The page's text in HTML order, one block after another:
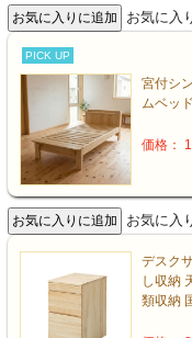
お気に入
PICK UP
宮付シ
ムベッ
価格：
お気に入
デスク
し収納
類収納